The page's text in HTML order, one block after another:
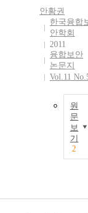
안황권
한국융합
안학회
2011
융합보안
논문지
Vol.11
원
문
보
기
2